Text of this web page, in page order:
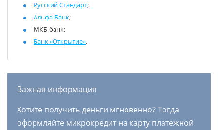
Русский Стандарт;
Альфа-Банк;
МКБ-банк;
Банк «Открытие».
Важная информация
Хотите получить деньги мгновенно? Тогда
оформляйте микрокредит на карту платежной